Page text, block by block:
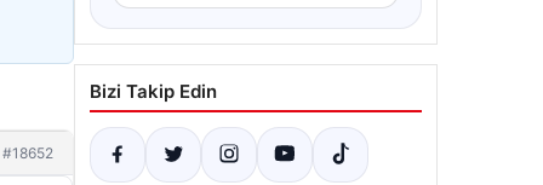
#18652
Bizi Takip Edin